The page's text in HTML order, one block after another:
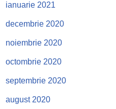
ianuarie 2021
decembrie 2020
noiembrie 2020
octombrie 2020
septembrie 2020
august 2020